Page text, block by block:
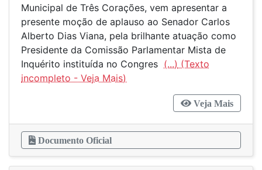
Municipal de Três Corações, vem apresentar a
presente moção de aplauso ao Senador Carlos
Alberto Dias Viana, pela brilhante atuação como
Presidente da Comissão Parlamentar Mista de
Inquérito instituída no Congres (...)
Veja Mais
Documento Oficial